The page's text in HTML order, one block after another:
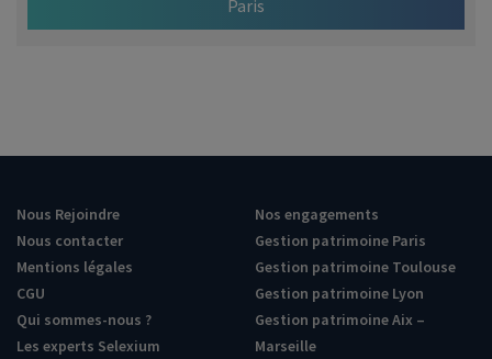
Paris
Nous Rejoindre
Nous contacter
Mentions légales
CGU
Qui sommes-nous ?
Les experts Selexium
Nos engagements
Gestion patrimoine Paris
Gestion patrimoine Toulouse
Gestion patrimoine Lyon
Gestion patrimoine Aix –
Marseille